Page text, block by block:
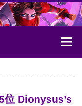
BeerBrick
位 Dionysus’s